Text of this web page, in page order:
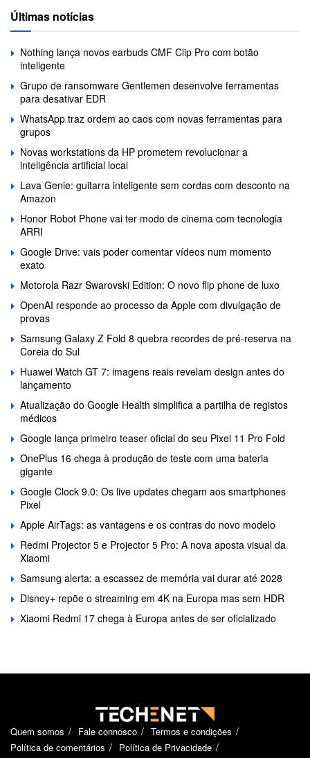
Últimas notícias
Nothing lança novos earbuds CMF Clip Pro com botão
inteligente
Grupo de ransomware Gentlemen desenvolve ferramentas
para desativar EDR
WhatsApp traz ordem ao caos com novas ferramentas para
grupos
Novas workstations da HP prometem revolucionar a
inteligência artificial local
Lava Genie: guitarra inteligente sem cordas com desconto na
Amazon
Honor Robot Phone vai ter modo de cinema com tecnologia
ARRI
Google Drive: vais poder comentar vídeos num momento
exato
Motorola Razr Swarovski Edition: O novo flip phone de luxo
OpenAI responde ao processo da Apple com divulgação de
provas
Samsung Galaxy Z Fold 8 quebra recordes de pré-reserva na
Coreia do Sul
Huawei Watch GT 7: imagens reais revelam design antes do
lançamento
Atualização do Google Health simplifica a partilha de registos
médicos
Google lança primeiro teaser oficial do seu Pixel 11 Pro Fold
OnePlus 16 chega à produção de teste com uma bateria
gigante
Google Clock 9.0: Os live updates chegam aos smartphones
Pixel
Apple AirTags: as vantagens e os contras do novo modelo
Redmi Projector 5 e Projector 5 Pro: A nova aposta visual da
Xiaomi
Samsung alerta: a escassez de memória vai durar até 2028
Disney+ repõe o streaming em 4K na Europa mas sem HDR
Xiaomi Redmi 17 chega à Europa antes de ser oficializado
Quem somos Fale connosco
Termos e condições
Política de comentários
Política de Privacidade